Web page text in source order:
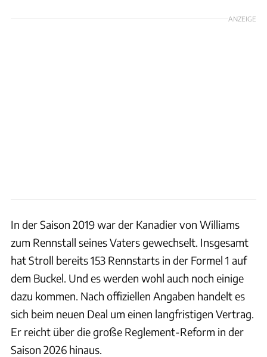
ANZEIGE
In der Saison 2019 war der Kanadier von Williams
zum Rennstall seines Vaters gewechselt. Insgesamt
hat Stroll bereits 153 Rennstarts in der Formel 1 auf
dem Buckel. Und es werden wohl auch noch einige
dazu kommen. Nach offiziellen Angaben handelt es
sich beim neuen Deal um einen langfristigen Vertrag.
Er reicht über die große Reglement-Reform in der
Saison 2026 hinaus.